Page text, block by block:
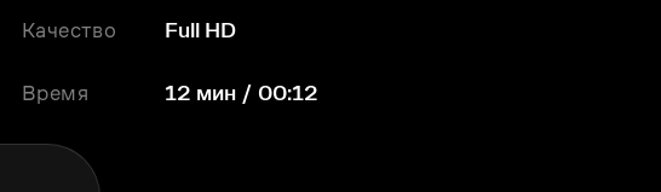
Качество Full HD
Время 12 мин / 00:12